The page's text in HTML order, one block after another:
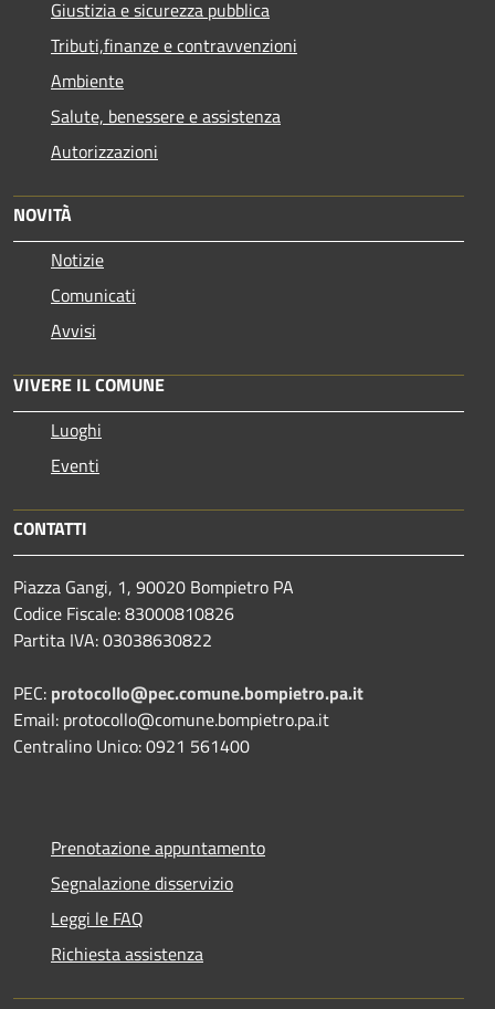
Giustizia e sicurezza pubblica
Tributi,finanze e contravvenzioni
Ambiente
Salute, benessere e assistenza
Autorizzazioni
NOVITÀ
Notizie
Comunicati
Avvisi
VIVERE IL COMUNE
Luoghi
Eventi
CONTATTI
Piazza Gangi, 1, 90020 Bompietro PA
Codice Fiscale: 83000810826
Partita IVA: 03038630822
PEC: protocollo@pec.comune.bompietro.pa.it
Email: protocollo@comune.bompietro.pa.it
Centralino Unico: 0921 561400
Prenotazione appuntamento
Segnalazione disservizio
Leggi le FAQ
Richiesta assistenza